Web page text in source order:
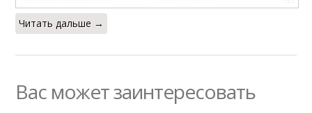
Читать дальше →
Вас может заинтересовать